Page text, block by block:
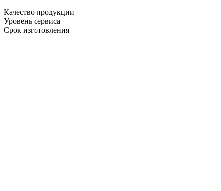
Качество продукции
Уровень сервиса
Срок изготовления